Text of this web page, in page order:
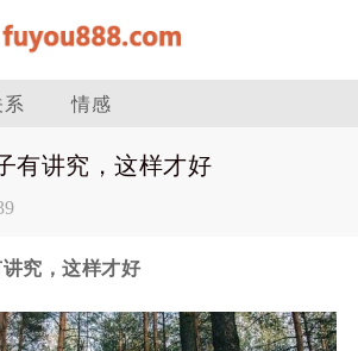
系 情感
有讲究，这样才好
究，这样才好